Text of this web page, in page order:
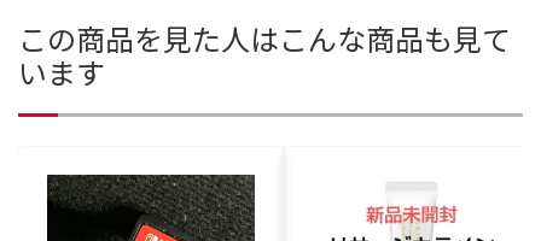
この商品を見た人はこんな商品も見て
います